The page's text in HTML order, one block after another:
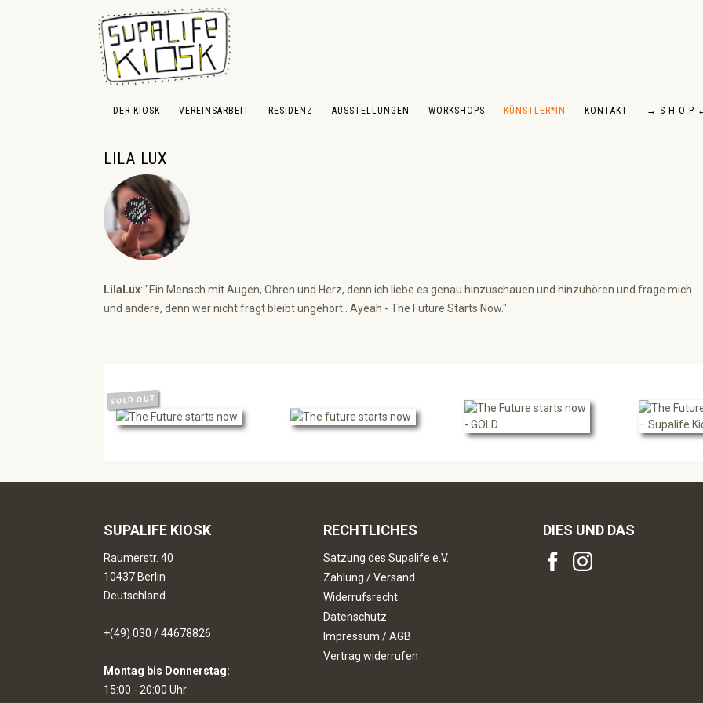
Hauptinhalt springen
Zur Suche springen
Zur Hauptnavigation springen
DER KIOSK VEREINSARBEIT RESIDENZ AUSSTELLUNGEN WORKSHOPS KÜNSTLER*IN KONTAKT → S H O P
LILA LUX
LilaLux: "Ein Mensch mit Augen, Ohren und Herz, denn ich liebe es genau hinzuschauen und hinzuhören und frage mich
und andere, denn wer nicht fragt bleibt ungehört.. Ayeah - The Future Starts Now."
SOLD OUT
SUPALIFE KIOSK
Raumerstr. 40
10437 Berlin
Deutschland
+(49) 030 / 44678826
Montag bis Donnerstag:
15:00 - 20:00 Uhr
RECHTLICHES
Satzung des Supalife e.V.
Zahlung / Versand
Widerrufsrecht
Datenschutz
Impressum / AGB
Vertrag widerrufen
DIES UND DAS